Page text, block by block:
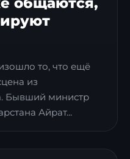
то, что ещё
из
Бывший министр
Айрат...